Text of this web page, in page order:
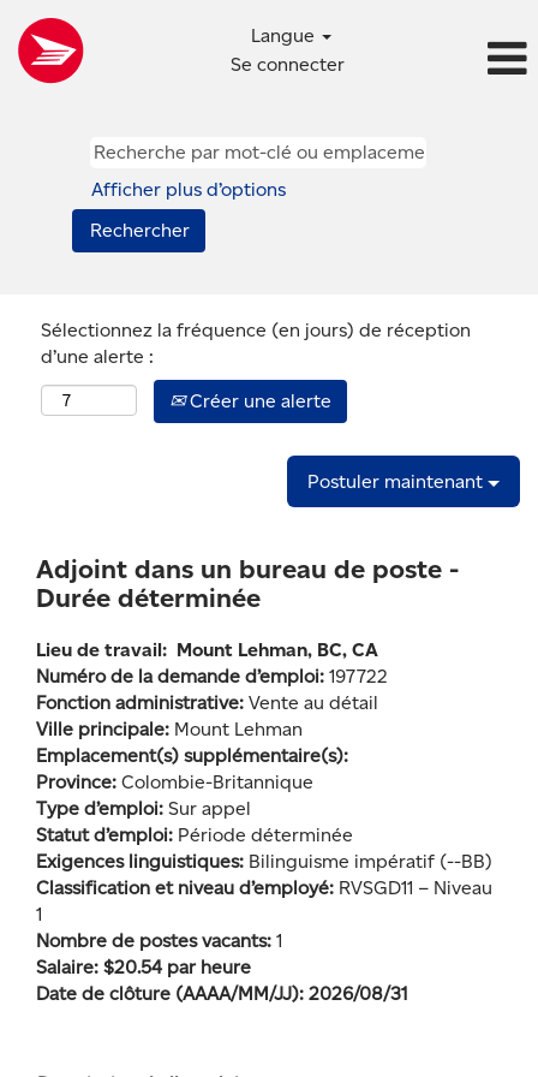
Langue
Se connecter
Afficher plus d’options
Sélectionnez la fréquence (en jours) de réception
d’une alerte :
Créer une alerte
Postuler maintenant
Adjoint dans un bureau de poste -
Durée déterminée
Lieu de travail: Mount Lehman, BC, CA
Numéro de la demande d’emploi: 197722
Fonction administrative: Vente au détail
Ville principale: Mount Lehman
Emplacement(s) supplémentaire(s):
Province: Colombie-Britannique
Type d’emploi: Sur appel
Statut d’emploi: Période déterminée
Exigences linguistiques: Bilinguisme impératif (--BB)
Classification et niveau d’employé: RVSGD11 – Niveau
1
Nombre de postes vacants: 1
Salaire: $20.54 par heure
Date de clôture (AAAA/MM/JJ): 2026/08/31